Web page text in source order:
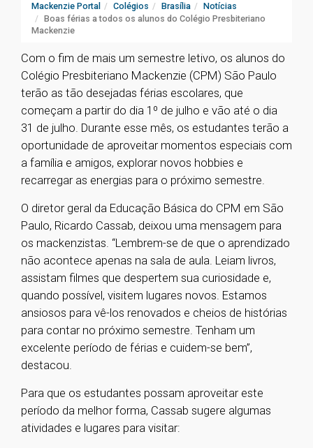
Mackenzie Portal Colégios Brasília
Notícias
Boas férias a todos os alunos do Colégio Presbiteriano
Mackenzie
Com o fim de mais um semestre letivo, os alunos do
Colégio Presbiteriano Mackenzie (CPM) São Paulo
terão as tão desejadas férias escolares, que
começam a partir do dia 1º de julho e vão até o dia
31 de julho. Durante esse mês, os estudantes terão a
oportunidade de aproveitar momentos especiais com
a família e amigos, explorar novos hobbies e
recarregar as energias para o próximo semestre.
O diretor geral da Educação Básica do CPM em São
Paulo, Ricardo Cassab, deixou uma mensagem para
os mackenzistas. “Lembrem-se de que o aprendizado
não acontece apenas na sala de aula. Leiam livros,
assistam filmes que despertem sua curiosidade e,
quando possível, visitem lugares novos. Estamos
ansiosos para vê-los renovados e cheios de histórias
para contar no próximo semestre. Tenham um
excelente período de férias e cuidem-se bem”,
destacou.
Para que os estudantes possam aproveitar este
período da melhor forma, Cassab sugere algumas
atividades e lugares para visitar: